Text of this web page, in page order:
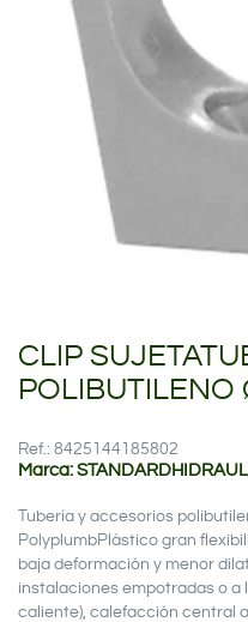
CLIP
POLIBUTILENO
Ref.: 8425144185802
Marca:
Tubería y accesorios
PolyplumbPlástico gran
baja deformación y menor
instalaciones empotradas o a
caliente), calefacción central